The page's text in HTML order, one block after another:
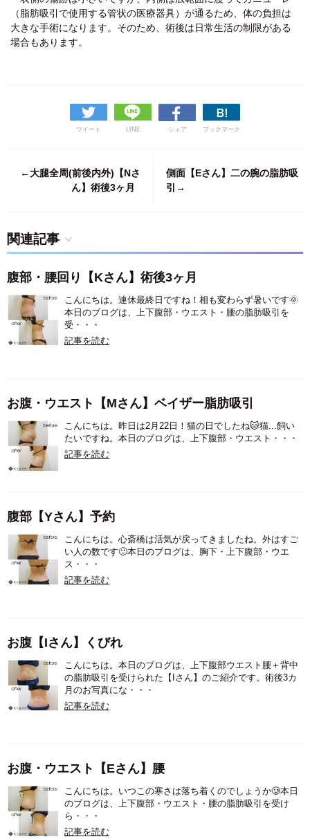
（脂肪吸引で使用する管状の医療器具）が通るため、体の負担は
大きな手術になります。そのため、術後は日常生活の制限がある
場合もあります。
ツイート LINE シェア ブックマーク
←大腿全周(前後内外)【Nさ
ん】術後3ヶ月
側面【Eさん】二の腕の脂肪吸
引→
関連記事
腹部・腰回り【Kさん】術後3ヶ月
こんにちは。連休最終日ですね！相も変わらず暑いです🌞
本日のブログは、上下腹部・ウエスト・腰の脂肪吸引を
受・・・
記事を読む
お腹・ウエスト【Mさん】ベイザー脂肪吸引
こんにちは。昨日は2月22日！猫の日でしたね🐱猫...飼い
たいですね。本日のブログは、上下腹部・ウエスト・・・
記事を読む
腹部【Yさん】予約
こんにちは。心斎橋は活気が戻ってきましたね。外はすご
い人の数です🙂本日のブログは、胸下・上下腹部・ウエ
ス・・・
記事を読む
お腹【Iさん】くびれ
こんにちは。本日のブログは、上下腹部ウエスト腰＋背中
の脂肪吸引を受けられた【Iさん】のご紹介です。術後3カ
月のお写真にな・・・
記事を読む
お腹・ウエスト【Eさん】腰
こんにちは。いつこの寒さは落ち着くのでしょうか🥲本日
のブログは、上下腹部・ウエスト・腰の脂肪吸引を受け
ら・・・
記事を読む